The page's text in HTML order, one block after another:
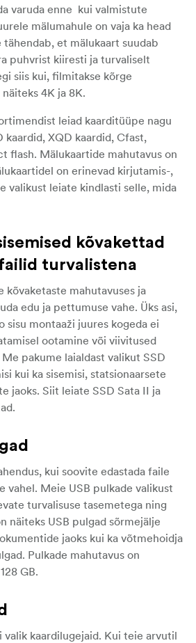
varuda enne kui valmistute
mälumahule on vaja ka head
et mälukaart suudab
puhvrist kiiresti ja turvaliselt
siis kui, filmitakse kõrge
4K ja 8K.
leiad kaarditüüpe nagu
kaardid, XQD kaardid, Cfast,
flash. Mälukaartide mahutavus on
on erinevad kirjutamis-,
valikust leiate kindlasti selle, mida
kõvakettad
turvalistena
kõvaketaste mahutavuses ja
edu ja pettumuse vahe. Üks asi,
sisu montaaži juures kogeda ei
ootamine või viivitused
pakume laialdast valikut SSD
kui ka sisemisi, statsionaarsete
jaoks. Siit leiate SSD Sata II ja
kui soovite edastada faile
vahel. Meie USB pulkade valikust
turvalisuse tasemetega ning
näiteks USB pulgad sõrmejälje
jaoks kui ka võtmehoidja
Pulkade mahutavus on
GB.
valik kaardilugejaid. Kui teie arvutil